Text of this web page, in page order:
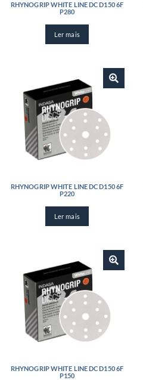
RHYNOGRIP WHITE LINE DC D150 6F
P280
Ler mais
RHYNOGRIP WHITE LINE DC D150 6F
P220
Ler mais
RHYNOGRIP WHITE LINE DC D150 6F
P150